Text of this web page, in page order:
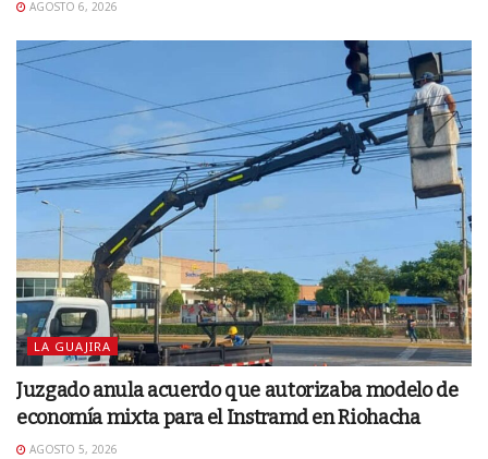
AGOSTO 6, 2026
LA GUAJIRA
Juzgado anula acuerdo que autorizaba modelo de
economía mixta para el Instramd en Riohacha
AGOSTO 5, 2026